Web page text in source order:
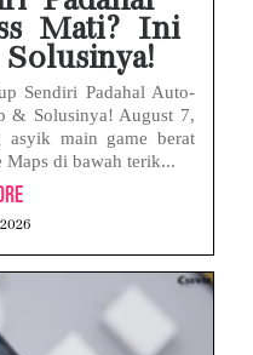
Mati? Ini
Sendiri Padahal Auto-
& Solusinya! August 7,
asyik main game berat
Maps di bawah terik...